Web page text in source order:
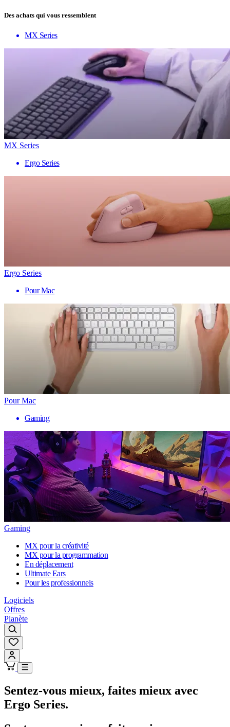
Des achats qui vous ressemblent
MX Series
MX Series
Ergo Series
Ergo Series
Pour Mac
Pour Mac
Gaming
Gaming
MX pour la créativité
MX pour la programmation
En déplacement
Ultimate Ears
Pour les professionnels
Logiciels
Offres
Planète
Sentez-vous mieux, faites mieux avec
Ergo Series.